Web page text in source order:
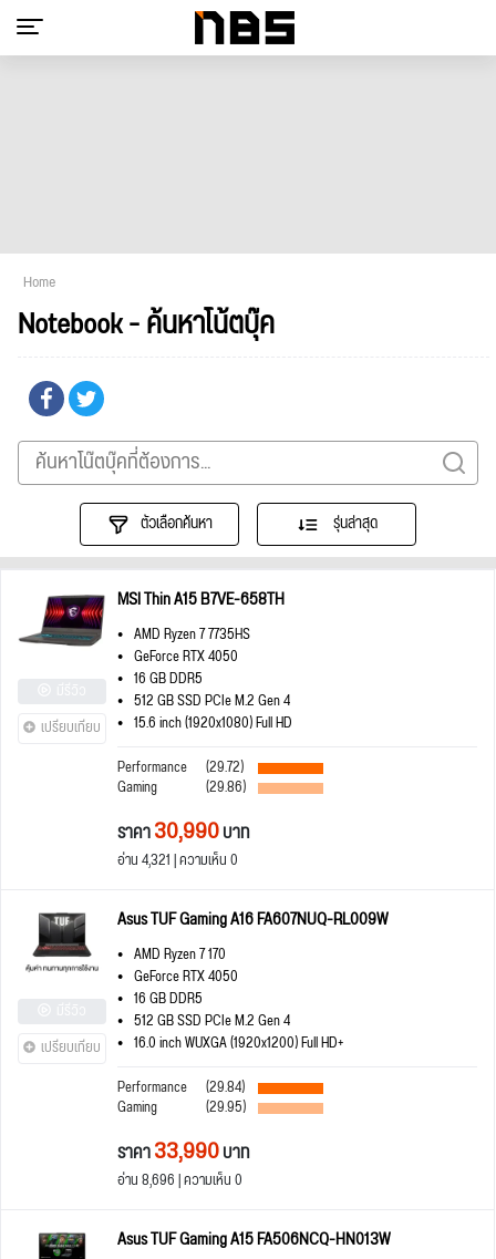
Home
Notebook - ค้นหาโน้ตบุ๊ค
ตัวเลือกค้นหา รุ่นล่าสุด
เปรียบเทียบ
MSI Thin A15 B7VE-658TH
AMD Ryzen 7 7735HS
GeForce RTX 4050
16 GB DDR5
512 GB SSD PCIe M.2 Gen 4
15.6 inch (1920x1080) Full HD
Performance
(29.72)
Gaming (29.86)
ราคา30,990บาท
อ่าน 4,321 | ความเห็น 0
เปรียบเทียบ
Asus TUF Gaming A16 FA607NUQ-RL009W
AMD Ryzen 7 170
GeForce RTX 4050
16 GB DDR5
512 GB SSD PCIe M.2 Gen 4
16.0 inch WUXGA (1920x1200) Full HD+
Performance
(29.84)
Gaming (29.95)
ราคา33,990บาท
อ่าน 8,696 | ความเห็น 0
Asus TUF Gaming A15 FA506NCQ-HN013W